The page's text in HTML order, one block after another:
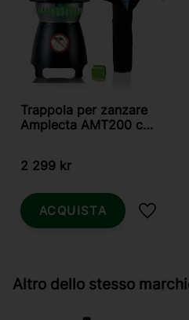
Trappola per zanzare
Amplecta AMT200 con
2 299 kr
ACQUISTA
Altro dello stesso